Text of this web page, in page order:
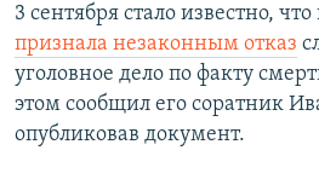
3 сентября стало известно,
признала незаконным отказ
уголовное дело по факту
этом сообщил его соратник
опубликовав документ.